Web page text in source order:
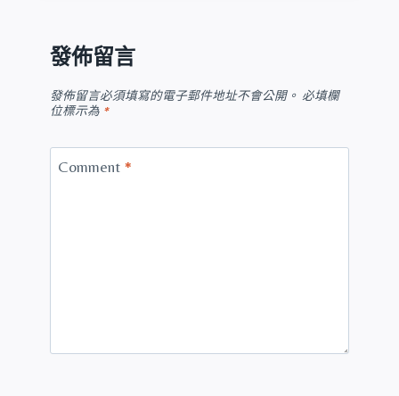
發佈留言
發佈留言必須填寫的電子郵件地址不會公開。 必填欄
位標示為 *
Comment *